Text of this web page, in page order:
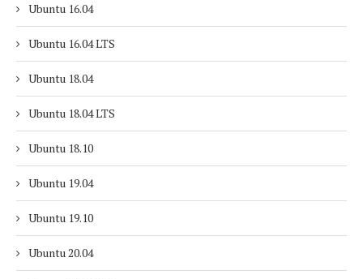
Ubuntu 16.04
Ubuntu 16.04 LTS
Ubuntu 18.04
Ubuntu 18.04 LTS
Ubuntu 18.10
Ubuntu 19.04
Ubuntu 19.10
Ubuntu 20.04